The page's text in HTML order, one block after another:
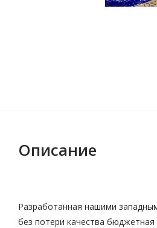
Описание
Разработанная нашими
без потери качества